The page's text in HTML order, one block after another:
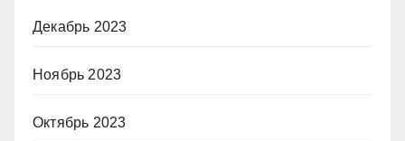
Декабрь 2023
Ноябрь 2023
Октябрь 2023